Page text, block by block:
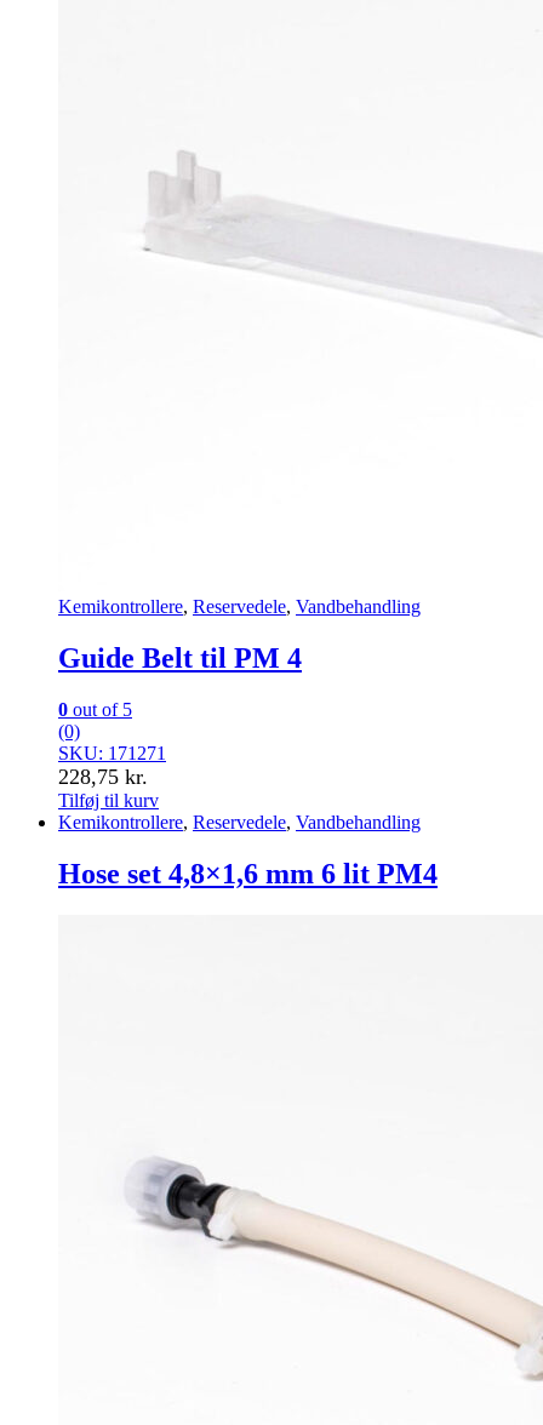
Kemikontrollere, Reservedele, Vandbehandling
Guide Belt til PM 4
0 out of 5
(0)
SKU: 171271
228,75 kr.
Tilføj til kurv
Kemikontrollere, Reservedele, Vandbehandling
Hose set 4,8×1,6 mm 6 lit PM4